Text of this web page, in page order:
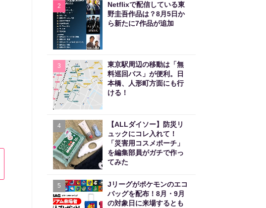
2
Netflixで配信している東
野圭吾作品は？8月5日か
ら新たに7作品が追加
3
東京駅周辺の移動は「無
料巡回バス」が便利。日
本橋、人形町方面にも行
ける！
4
【ALLダイソー】防災リ
ュックにコレ入れて！
「災害用コスメポーチ」
を編集部員がガチで作っ
てみた
5
Jリーグがポケモンのエコ
バッグを配布！8月・9月
の対象日に来場するとも